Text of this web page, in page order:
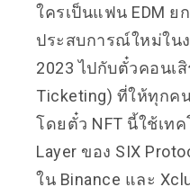
ใครเป็นแฟน EDM
ประสบการณ์ใหม่ในง
2023 ไปกับตั๋วคอนเ
Ticketing) ที่ให้ทุกค
โดยตั๋ว NFT นี้ใช้เท
Layer ของ SIX
ใน Binance และ